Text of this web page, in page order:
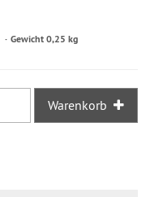
Gewicht 0,25 kg
Warenkorb